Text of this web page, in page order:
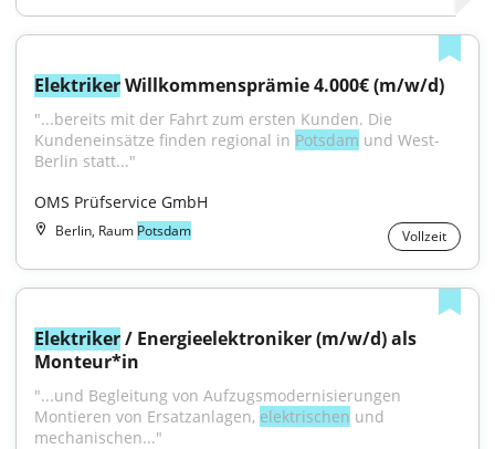
Elektriker Willkommensprämie 4.000€ (m/w/d)
"...bereits mit der Fahrt zum ersten Kunden. Die
Kundeneinsätze finden regional in Potsdam und West-
Berlin statt..."
OMS Prüfservice GmbH
Berlin, Raum Potsdam Vollzeit
Elektriker / Energieelektroniker (m/w/d) als
Monteur*in
"...und Begleitung von Aufzugsmodernisierungen
Montieren von Ersatzanlagen, elektrischen und
mechanischen..."